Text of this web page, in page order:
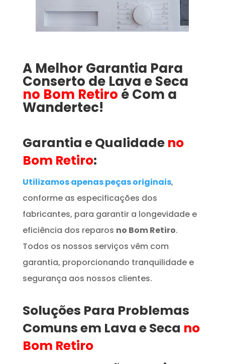
A Melhor Garantia Para
Conserto de Lava e Seca
no Bom Retiro é Com a
Wandertec!
Garantia e Qualidadeno
Bom Retiro:
Utilizamos apenas peças originais,
conforme as especificações dos
fabricantes, para garantir a longevidade e
eficiência dos reparos no Bom Retiro.
Todos os nossos serviços vêm com
garantia, proporcionando tranquilidade e
segurança aos nossos clientes.
Soluções Para Problemas
Comuns em Lava e Seca no
Bom Retiro